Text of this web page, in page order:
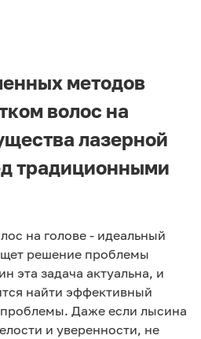
методов
волос на
лазерной
традиционными
на голове - идеальный
решение проблемы
эта задача актуальна, и
найти эффективный
Даже если лысина
и уверенности, не